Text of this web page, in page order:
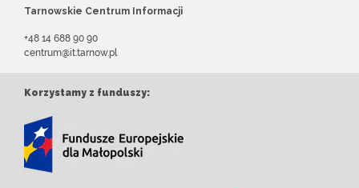
Tarnowskie Centrum Informacji
+48 14 688 90 90
centrum@it.tarnow.pl
Korzystamy z funduszy: